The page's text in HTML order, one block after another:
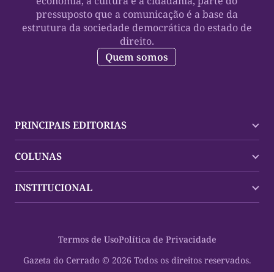
pressuposto que a comunicação é a base da
estrutura da sociedade democrática do estado de
direito.
Quem somos
PRINCIPAIS EDITORIAS
Palmas
Mundo
Oportunidades
Cultura
COLUNAS
Policial
Planeta Vivo
Espaço Cidadania
INSTITUCIONAL
Gazeta do Cerrado © 2026 Todos os direitos reservados.
Termos de UsoPolítica de Privacidade